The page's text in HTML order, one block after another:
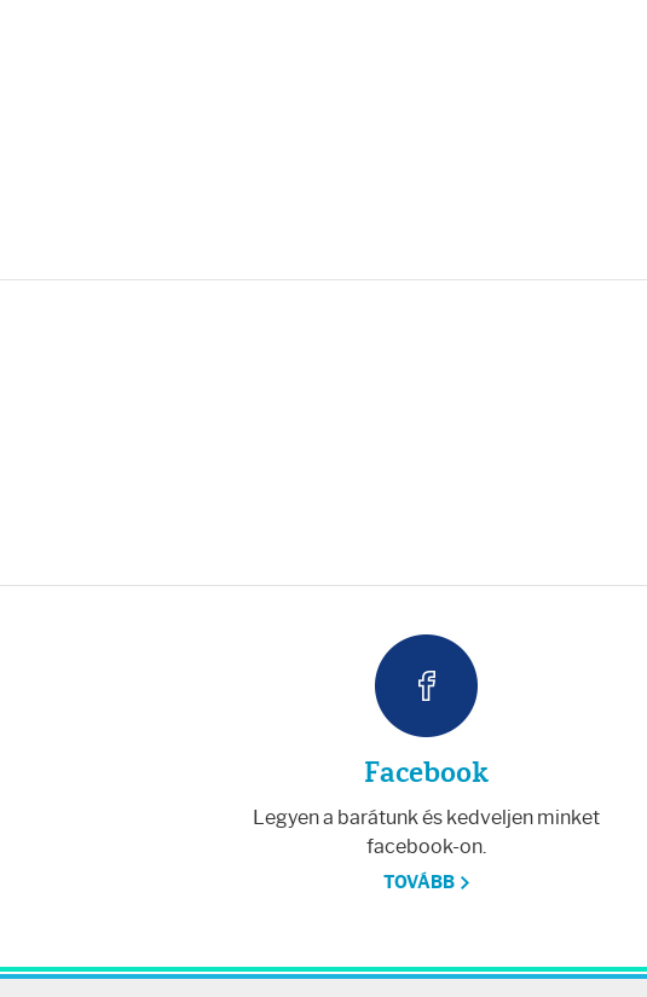
Facebook
Legyen a barátunk és kedveljen minket
facebook-on.
TOVÁBB
Fogkrémek